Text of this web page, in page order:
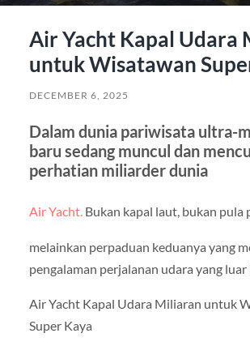
Air Yacht Kapal Udara
untuk Wisatawan
DECEMBER 6, 2025
Dalam dunia pariwisata ultra-
baru sedang muncul dan
perhatian miliarder dunia
Air Yacht.Bukan kapal laut, bukan pula
melainkan perpaduan keduanya yang
pengalaman perjalanan udara yang luar
Air Yacht Kapal Udara Miliaran untuk
Super Kaya